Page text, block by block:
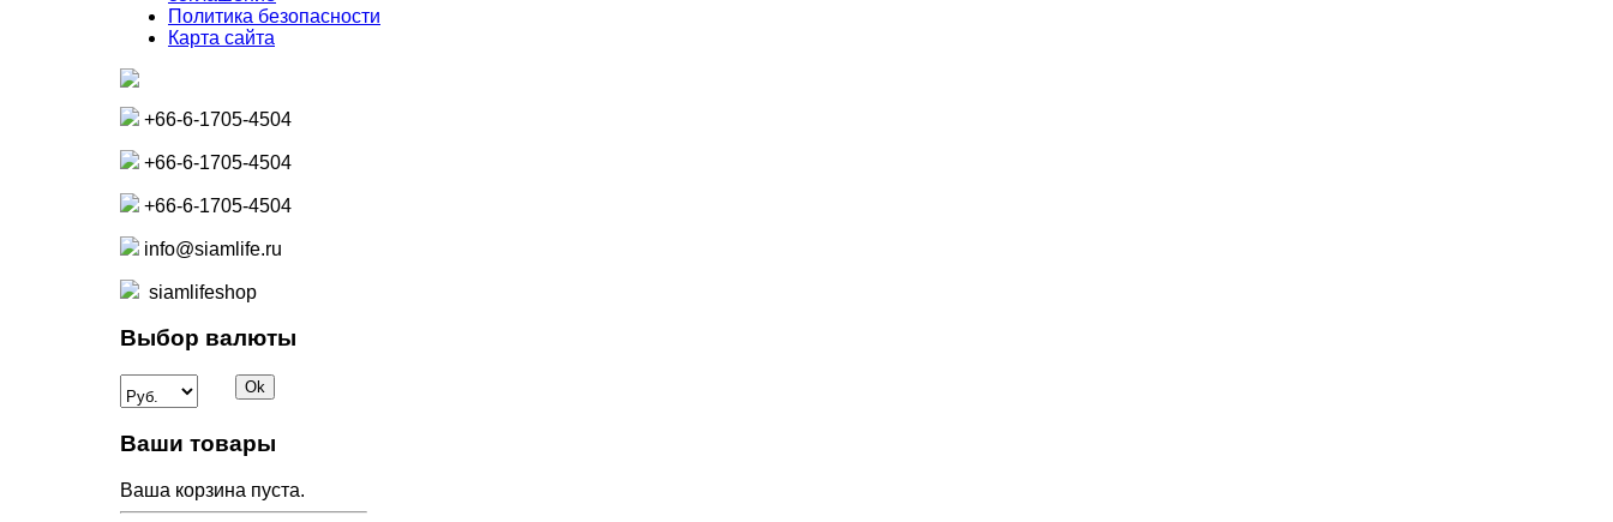
Политика безопасности
Карта сайта
+66-6-1705-4504
+66-6-1705-4504
+66-6-1705-4504
info@siamlife.ru
siamlifeshop
Выбор валюты
Ваши товары
Ваша корзина пуста.